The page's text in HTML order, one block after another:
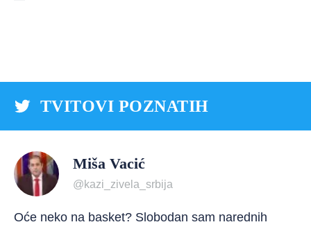
TVITOVI POZNATIH
Miša Vacić
@kazi_zivela_srbija
Oće neko na basket? Slobodan sam narednih